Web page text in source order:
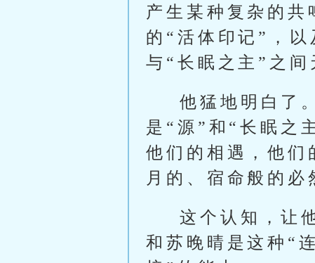
产生某种复杂的共
的“活体印记”，
与“长眠之主”之间
他猛地明白了
是“源”和“长眠之
他们的相遇，他们
月的、宿命般的必
这个认知，让
和苏晚晴是这种“